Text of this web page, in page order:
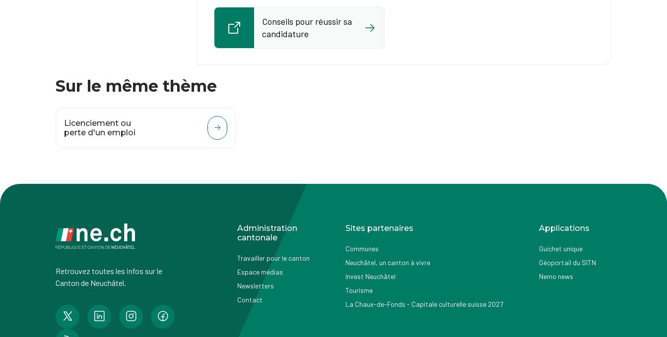
Conseils pour réussir sa
candidature
Sur le même thème
Licenciement ou
perte d'un emploi
Retrouvez toutes les infos sur le
Canton de Neuchâtel.
Administration
cantonale
Travailler pour le canton
Espace médias
Newsletters
Contact
Sites partenaires
Communes
Neuchâtel, un canton à vivre
Invest Neuchâtel
Tourisme
La Chaux-de-Fonds - Capitale culturelle suisse 2027
Applications
Guichet unique
Géoportail du SITN
Nemo news